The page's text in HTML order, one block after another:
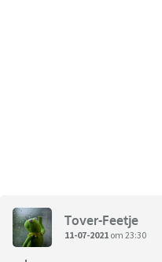
Tover-Feetje
11-07-2021 om 23:30